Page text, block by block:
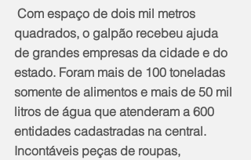
quadrados, o galpão recebeu ajuda
de grandes empresas da cidade e do
estado. Foram mais de 100 toneladas
somente de alimentos e mais de 50 mil
litros de água que atenderam a 600
entidades cadastradas na central.
Incontáveis peças de roupas,